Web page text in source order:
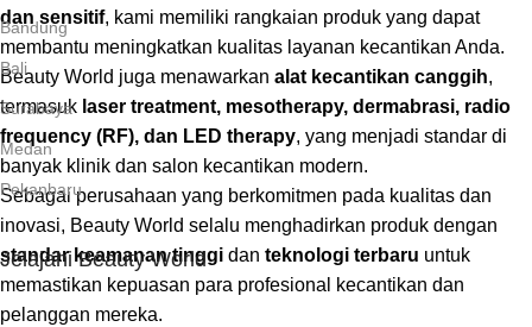
dan sensitif, kami memiliki rangkaian produk yang dapat
membantu meningkatkan kualitas layanan kecantikan Anda.
Beauty World juga menawarkan alat kecantikan canggih,
termasuk laser treatment, mesotherapy, dermabrasi, radio
frequency (RF), dan LED therapy, yang menjadi standar di
banyak klinik dan salon kecantikan modern.
Sebagai perusahaan yang berkomitmen pada kualitas dan
inovasi, Beauty World selalu menghadirkan produk dengan
standar keamanan tinggi dan teknologi terbaru untuk
memastikan kepuasan para profesional kecantikan dan
pelanggan mereka.
Bandung
Bali
Surabaya
Medan
Pekanbaru
Jelajahi Beauty World